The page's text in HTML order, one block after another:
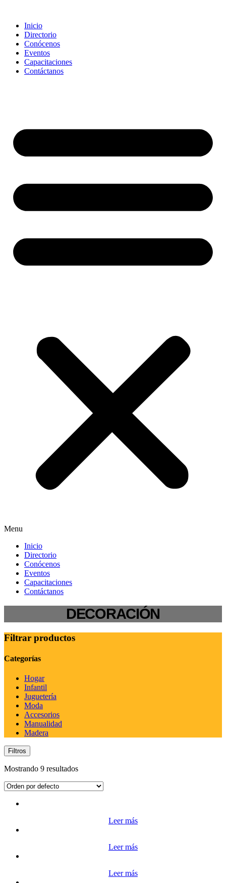
contenido
Inicio
Directorio
Conócenos
Eventos
Capacitaciones
Contáctanos
Menu
Inicio
Directorio
Conócenos
Eventos
Capacitaciones
Contáctanos
DECORACIÓN
Filtrar productos
Categorías
Hogar
Infantil
Juguetería
Moda
Accesorios
Manualidad
Madera
Filtros
Mostrando 9 resultados
Leer más
Leer más
Leer más